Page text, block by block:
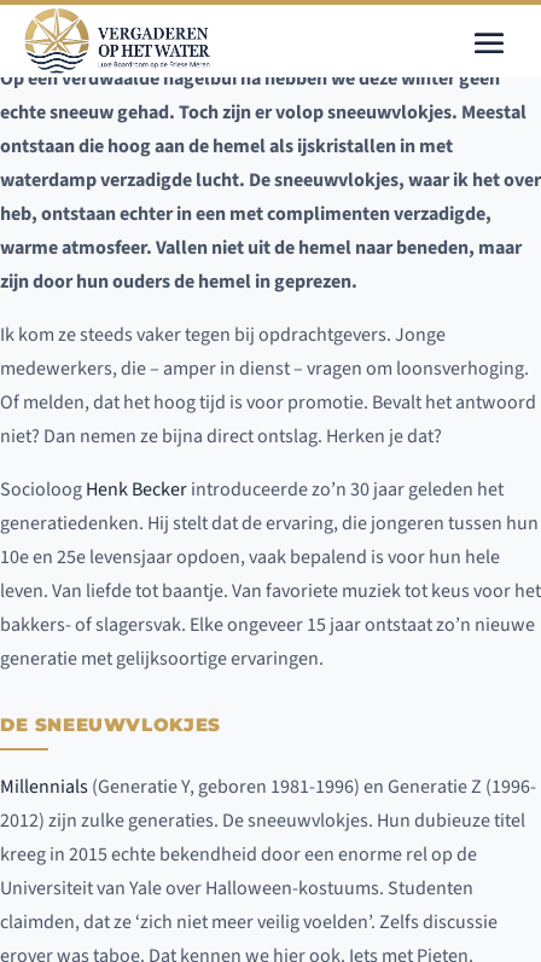
Op een verdwaalde hagelbui na hebben we deze winter geen
echte sneeuw gehad. Toch zijn er volop sneeuwvlokjes. Meestal
ontstaan die hoog aan de hemel als ijskristallen in met
waterdamp verzadigde lucht. De sneeuwvlokjes, waar ik het over
heb, ontstaan echter in een met complimenten verzadigde,
warme atmosfeer. Vallen niet uit de hemel naar beneden, maar
zijn door hun ouders de hemel in geprezen.
Ik kom ze steeds vaker tegen bij opdrachtgevers. Jonge
medewerkers, die – amper in dienst – vragen om loonsverhoging.
Of melden, dat het hoog tijd is voor promotie. Bevalt het antwoord
niet? Dan nemen ze bijna direct ontslag. Herken je dat?
SocioloogHenk Beckerintroduceerde zo’n 30 jaar geleden het
generatiedenken. Hij stelt dat de ervaring, die jongeren tussen hun
10e en 25e levensjaar opdoen, vaak bepalend is voor hun hele
leven. Van liefde tot baantje. Van favoriete muziek tot keus voor het
bakkers- of slagersvak. Elke ongeveer 15 jaar ontstaat zo’n nieuwe
generatie met gelijksoortige ervaringen.
DE SNEEUWVLOKJES
Millennials(Generatie Y, geboren 1981-1996) en Generatie Z (1996-
2012) zijn zulke generaties. De sneeuwvlokjes. Hun dubieuze titel
kreeg in 2015 echte bekendheid door een enorme rel op de
Universiteit van Yale over Halloween-kostuums. Studenten
claimden, dat ze ‘zich niet meer veilig voelden’. Zelfs discussie
erover was taboe. Dat kennen we hier ook. Iets met Pieten.